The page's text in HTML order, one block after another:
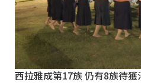
西拉雅成第17族 仍有8族待